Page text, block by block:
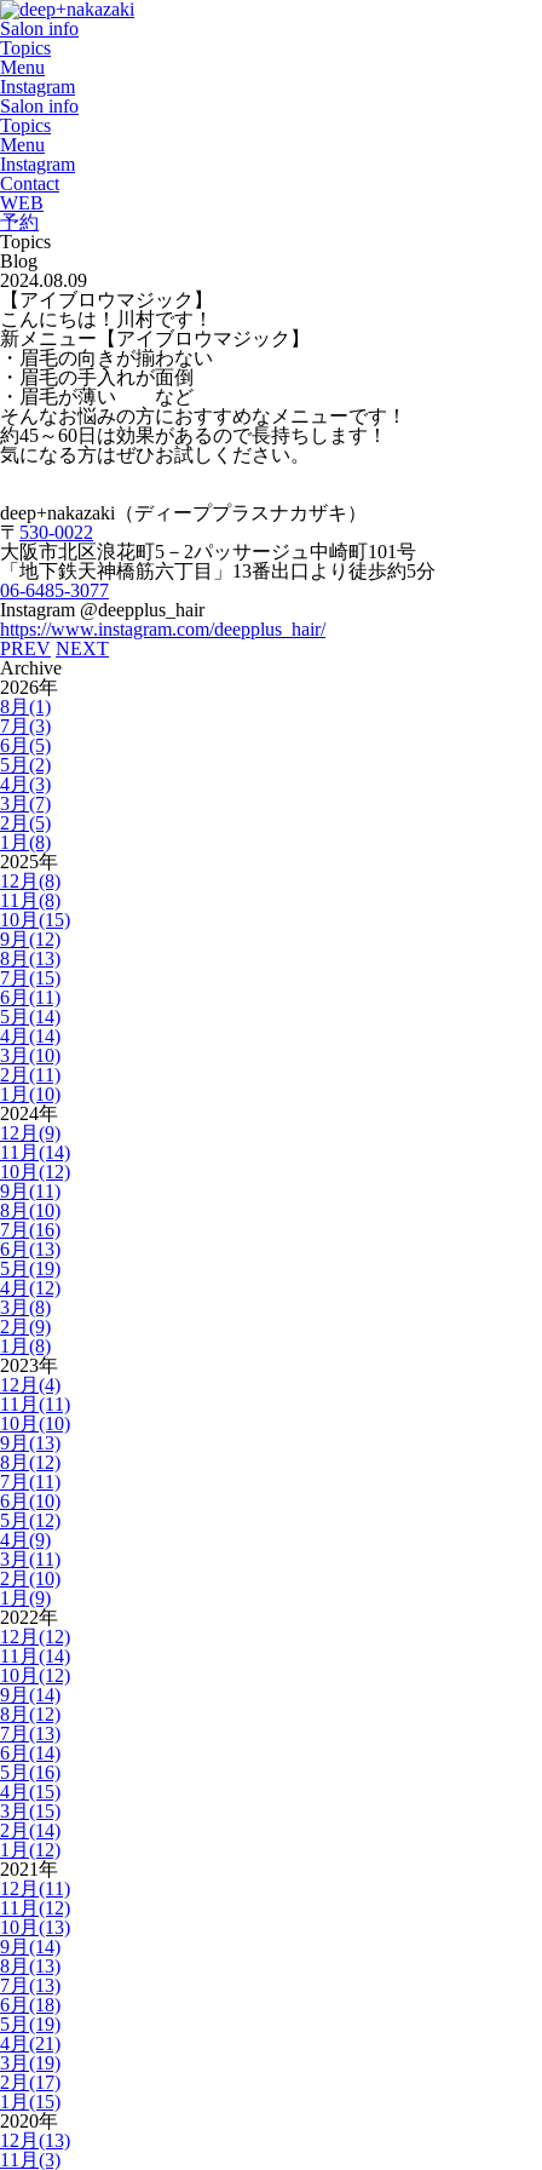
Salon info
Topics
Menu
Instagram
Salon info
Topics
Menu
Instagram
Contact
WEB
予約
Topics
Blog
2024.08.09
【アイブロウマジック】
こんにちは！川村です！
新メニュー【アイブロウマジック】
・眉毛の向きが揃わない
・眉毛の手入れが面倒
・眉毛が薄い など
そんなお悩みの方におすすめなメニューです！
約45～60日は効果があるので長持ちします！
気になる方はぜひお試しください。
deep+nakazaki（ディーププラスナカザキ）
〒 530-0022
大阪市北区浪花町5－2パッサージュ中崎町101号
「地下鉄天神橋筋六丁目」13番出口より徒歩約5分
06-6485-3077
Instagram @deepplus_hair
https://www.instagram.com/deepplus_hair/
PREV NEXT
Archive
2026年
8月(1)
7月(3)
6月(5)
5月(2)
4月(3)
3月(7)
2月(5)
1月(8)
2025年
12月(8)
11月(8)
10月(15)
9月(12)
8月(13)
7月(15)
6月(11)
5月(14)
4月(14)
3月(10)
2月(11)
1月(10)
2024年
12月(9)
11月(14)
10月(12)
9月(11)
8月(10)
7月(16)
6月(13)
5月(19)
4月(12)
3月(8)
2月(9)
1月(8)
2023年
12月(4)
11月(11)
10月(10)
9月(13)
8月(12)
7月(11)
6月(10)
5月(12)
4月(9)
3月(11)
2月(10)
1月(9)
2022年
12月(12)
11月(14)
10月(12)
9月(14)
8月(12)
7月(13)
6月(14)
5月(16)
4月(15)
3月(15)
2月(14)
1月(12)
2021年
12月(11)
11月(12)
10月(13)
9月(14)
8月(13)
7月(13)
6月(18)
5月(19)
4月(21)
3月(19)
2月(17)
1月(15)
2020年
12月(13)
11月(3)